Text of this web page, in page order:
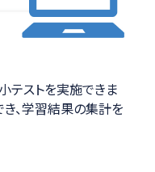
テストを実施できま
、学習結果の集計を